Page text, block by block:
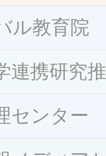
ル教育院
連携研究
センター